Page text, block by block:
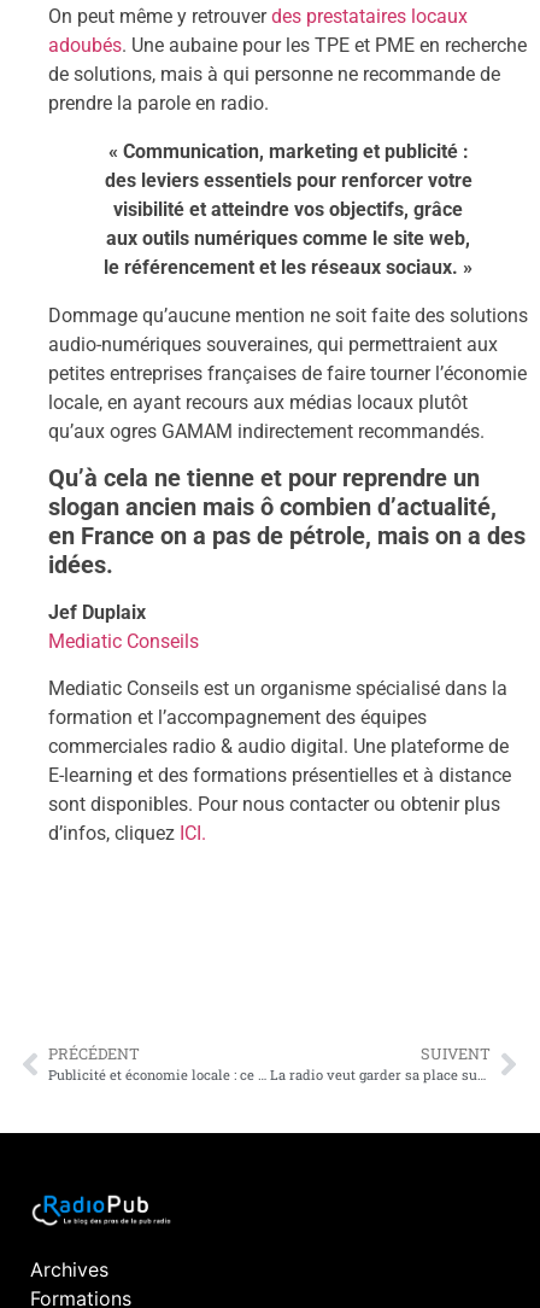
On peut même y retrouverdes prestataires locaux
adoubés. Une aubaine pour les TPE et PME en recherche
de solutions, mais à qui personne ne recommande de
prendre la parole en radio.
« Communication, marketing et publicité :
des leviers essentiels pour renforcer votre
visibilité et atteindre vos objectifs, grâce
aux outils numériques comme le site web,
le référencement et les réseaux sociaux. »
Dommage qu’aucune mention ne soit faite des solutions
audio-numériques souveraines, qui permettraient aux
petites entreprises françaises de faire tourner l’économie
locale, en ayant recours aux médias locaux plutôt
qu’aux ogres GAMAM indirectement recommandés.
Qu’à cela ne tienne et pour reprendre un
slogan ancien mais ô combien d’actualité,
en France on a pas de pétrole, mais on a des
idées.
Jef Duplaix
Mediatic Conseils
Mediatic Conseils est un organisme spécialisé dans la
formation et l’accompagnement des équipes
commerciales radio & audio digital. Une plateforme de
E-learning et des formations présentielles et à distance
sont disponibles. Pour nous contacter ou obtenir plus
d’infos, cliquez ICI.
PRÉCÉDENT
Publicité et économie locale : ce que les commerciaux font vraiment tourner
SUIVENT
La radio veut garder sa place sur le tableau de bord
Archives
Formations